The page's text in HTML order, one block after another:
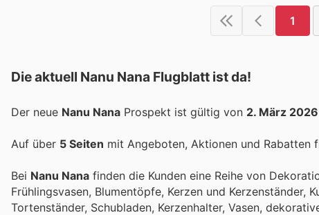
1
Die aktuell Nanu Nana Flugblatt ist da!
Der neue Nanu Nana Prospekt ist gültig von 2. März 2026
Auf über 5 Seiten mit Angeboten, Aktionen und
Bei Nanu Nana finden die Kunden eine Reihe von
Frühlingsvasen, Blumentöpfe, Kerzen und Kerzenständer,
Tortenständer, Schubladen, Kerzenhalter, Vasen,